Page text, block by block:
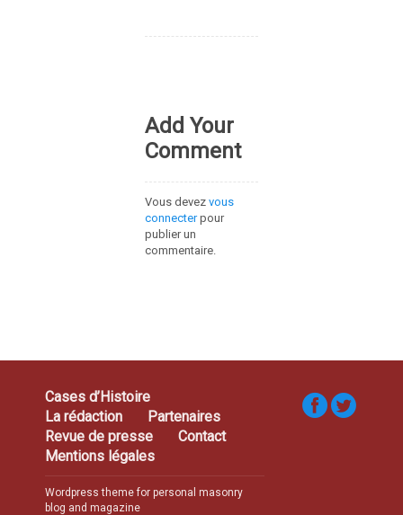
Add Your
Comment
Vous devez vous
connecterpour
publier un
commentaire.
Cases d’Histoire
La rédaction
Partenaires
Revue de presse
Contact
Mentions légales
Wordpress theme for personal masonry
blog and magazine